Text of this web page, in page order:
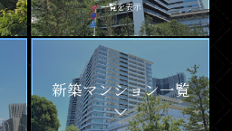
一覧を表示
新築マンション一覧